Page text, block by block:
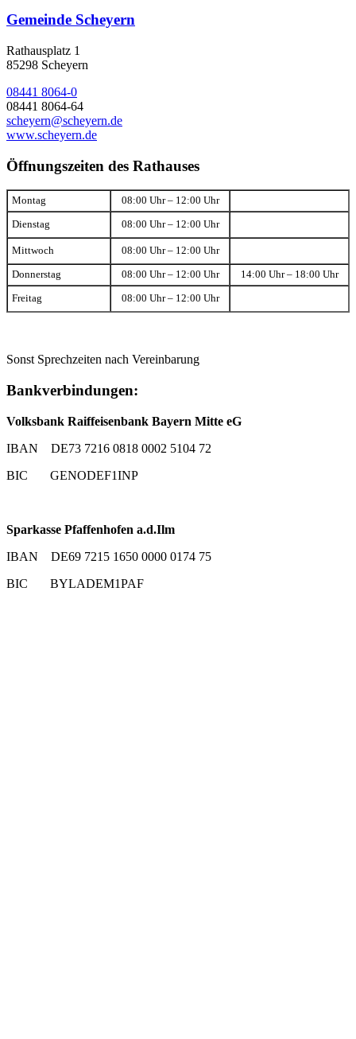
Gemeinde Scheyern
Rathausplatz 1
85298 Scheyern
08441 8064-0
08441 8064-64
scheyern@scheyern.de
www.scheyern.de
Öffnungszeiten des Rathauses
Montag 08:00 Uhr – 12:00 Uhr
Dienstag 08:00 Uhr – 12:00 Uhr
Mittwoch 08:00 Uhr – 12:00 Uhr
Donnerstag 08:00 Uhr – 12:00 Uhr 14:00 Uhr – 18:00 Uhr
Freitag 08:00 Uhr – 12:00 Uhr
Sonst Sprechzeiten nach Vereinbarung
Bankverbindungen:
Volksbank Raiffeisenbank Bayern Mitte eG
IBAN DE73 7216 0818 0002 5104 72
BIC GENODEF1INP
Sparkasse Pfaffenhofen a.d.Ilm
IBAN DE69 7215 1650 0000 0174 75
BIC BYLADEM1PAF